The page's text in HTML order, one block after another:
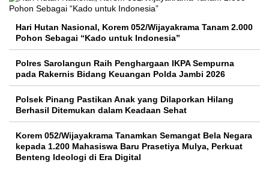
Hari Hutan Nasional, Korem 052/Wijayakrama Tanam 2.000
Pohon Sebagai “Kado untuk Indonesia”
Polres Sarolangun Raih Penghargaan IKPA Sempurna
pada Rakernis Bidang Keuangan Polda Jambi 2026
Polsek Pinang Pastikan Anak yang Dilaporkan Hilang
Berhasil Ditemukan dalam Keadaan Sehat
Korem 052/Wijayakrama Tanamkan Semangat Bela Negara
kepada 1.200 Mahasiswa Baru Prasetiya Mulya, Perkuat
Benteng Ideologi di Era Digital